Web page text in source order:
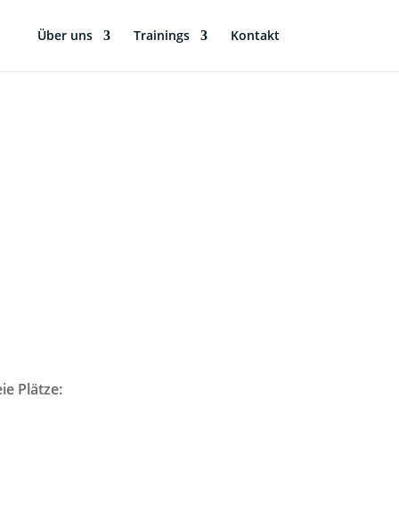
Über uns Trainings Kontakt
Plätze: